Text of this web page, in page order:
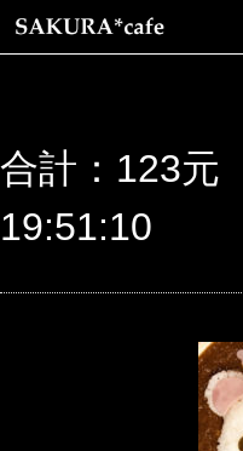
合計：123
19:51:10